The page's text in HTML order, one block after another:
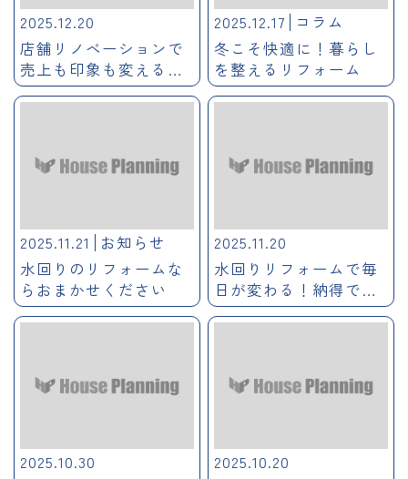
2025.12.20
店舗リノベーションで
売上も印象も変える！
得られる3つの効果
2025.12.17
コラム
冬こそ快適に！暮らし
を整えるリフォーム
2025.11.21
お知らせ
水回りのリフォームな
らおまかせください
2025.11.20
水回りリフォームで毎
日が変わる！納得でき
る住まいのアップデー
2025.10.30
2025.10.20